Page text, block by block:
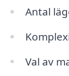
Antal
Val av